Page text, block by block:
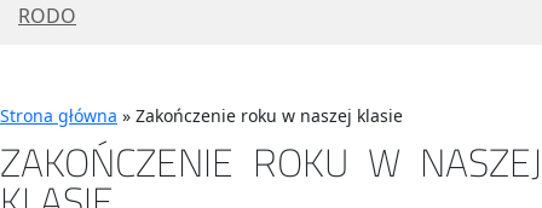
RODO
Strona główna » Zakończenie roku w naszej klasie
ZAKOŃCZENIE ROKU W NASZEJ